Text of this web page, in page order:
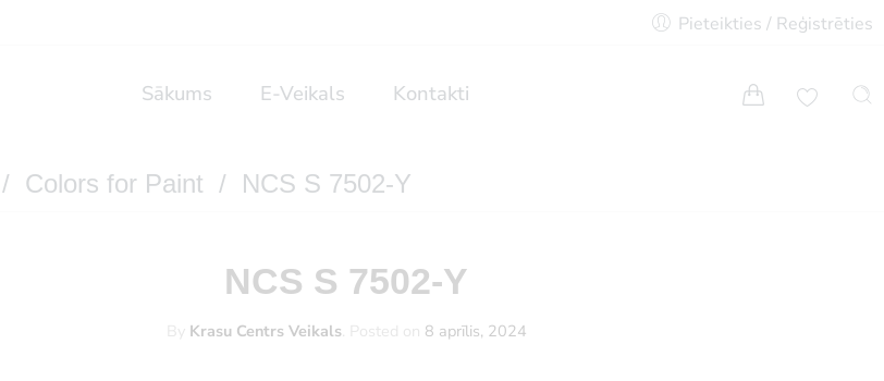
Pieteikties / Reģistrēties
Sākums E-Veikals Kontakti
/ Colors for Paint / NCS S 7502-Y
NCS S 7502-Y
By Krasu Centrs Veikals. Posted on 8 aprīlis, 2024